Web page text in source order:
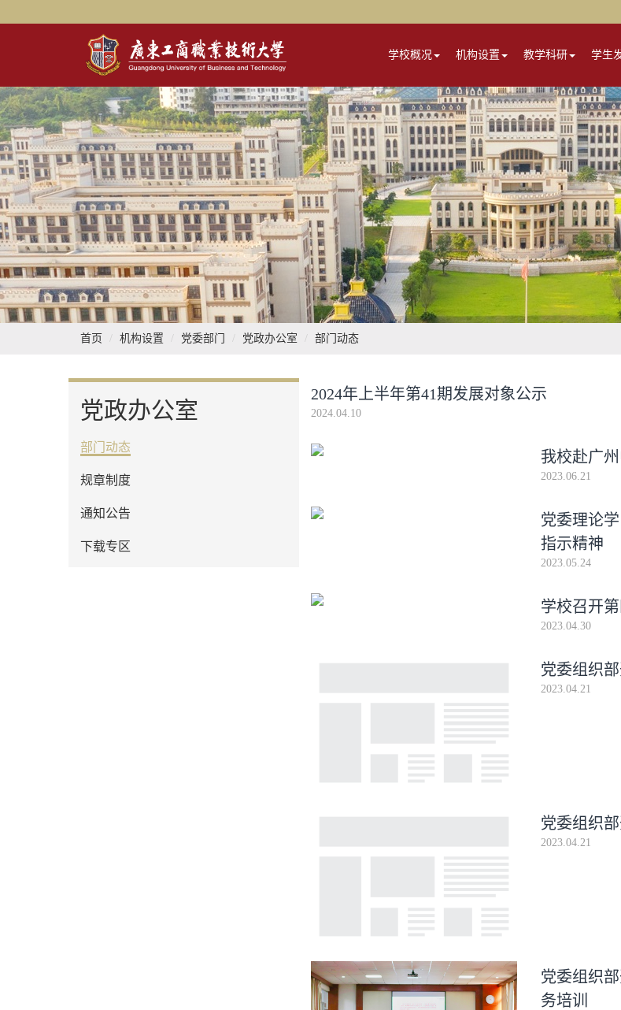
学校概况 机构设置 教学科研 学生
首页 机构设置 党委部门 党政办公室 部门动态
党政办公室
部门动态
规章制度
通知公告
下载专区
2024年上半年第41期发展对象公示
2024.04.10
我校赴广
2023.06.21
党委理论
指示精神
2023.05.24
学校召开
2023.04.30
党委组织
2023.04.21
党委组织
2023.04.21
党委组织
务培训